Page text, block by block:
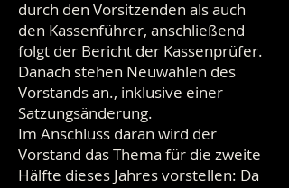
durch den Vorsitzenden als auch
den Kassenführer, anschließend
folgt der Bericht der Kassenprüfer.
Danach stehen Neuwahlen des
Vorstands an., inklusive einer
Satzungsänderung.
Im Anschluss daran wird der
Vorstand das Thema für die zweite
Hälfte dieses Jahres vorstellen: Da